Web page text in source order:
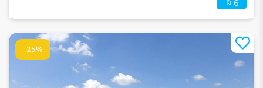
6
-25%